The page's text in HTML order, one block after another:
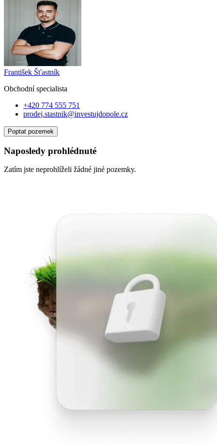
František Šťastník
Obchodní specialista
+420 774 555 751
prodej.stastnik@investujdopole.cz
Poptat pozemek
Naposledy prohlédnuté
Zatím jste neprohlíželi žádné jiné pozemky.